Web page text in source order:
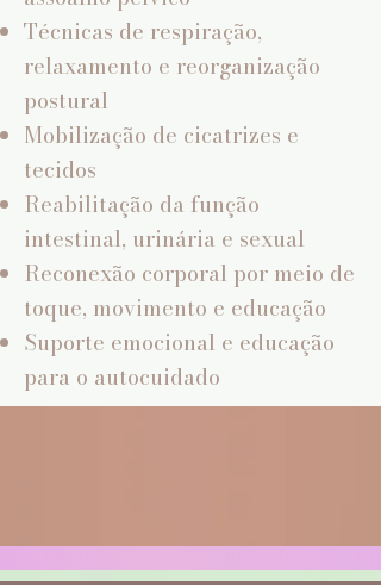
Técnicas de respiração,
relaxamento e reorganização
postural
Mobilização de cicatrizes e
tecidos
Reabilitação da função
intestinal, urinária e sexual
Reconexão corporal por meio de
toque, movimento e educação
Suporte emocional e educação
para o autocuidado